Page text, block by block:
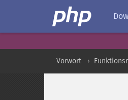
Vorwort